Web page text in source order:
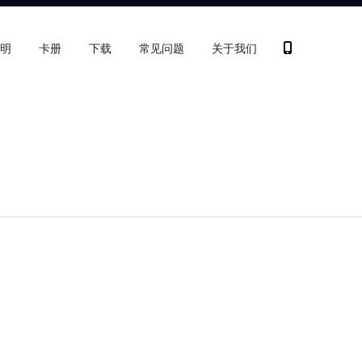
卡册 下载 常见问题 关于我们